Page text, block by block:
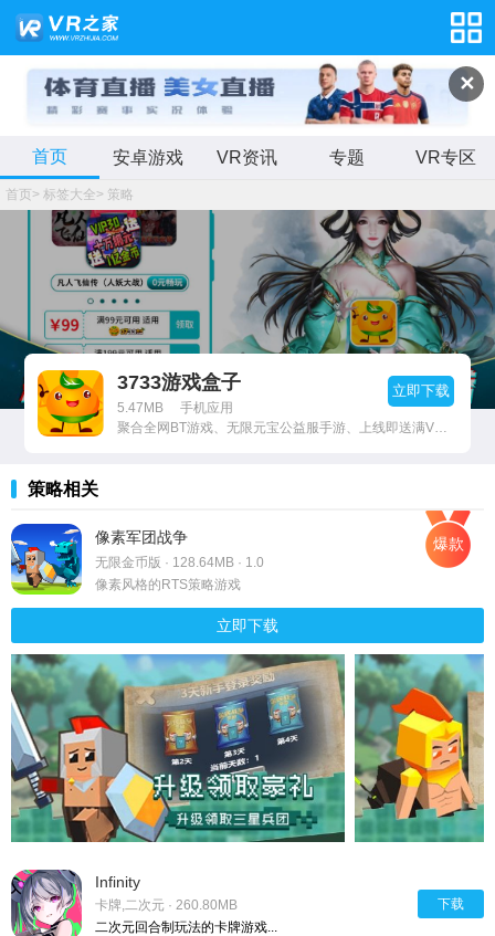
✕
首页 安卓游戏 VR资讯 专题 VR专区
首页> 标签大全> 策略
3733游戏盒子
5.47MB
手机应用
立即下载
策略相关
爆款
像素军团战争
无限金币版 · 128.64MB · 1.0
像素风格的RTS策略游戏
立即下载
Infinity
卡牌,二次元 · 260.80MB
二次元回合制玩法的卡牌游戏...
下载